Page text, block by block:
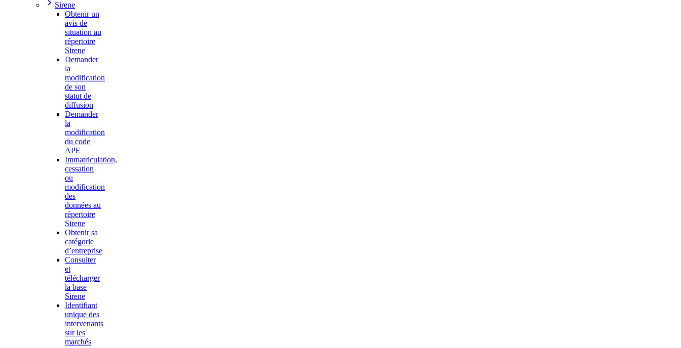
Sirene
Obtenir un
avis de
situation au
répertoire
Sirene
Demander
la
modification
de son
statut de
diffusion
Demander
la
modification
du code
APE
Immatriculation,
cessation
ou
modification
des
données au
répertoire
Sirene
Obtenir sa
catégorie
d’entreprise
Consulter
et
télécharger
la base
Sirene
Identifiant
unique des
intervenants
sur les
marchés